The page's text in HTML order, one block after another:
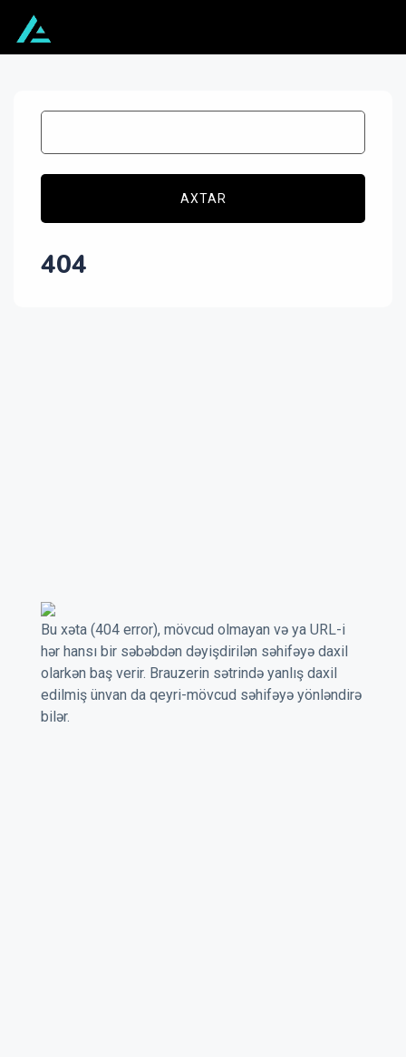
AXTAR
404
Bu xəta (404 error), mövcud olmayan və ya URL-i
hər hansı bir səbəbdən dəyişdirilən səhifəyə daxil
olarkən baş verir. Brauzerin sətrində yanlış daxil
edilmiş ünvan da qeyri-mövcud səhifəyə yönləndirə
bilər.